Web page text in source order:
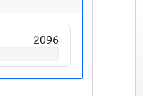
2096